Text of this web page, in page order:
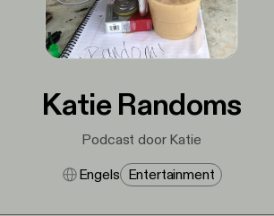
Katie Randoms
Podcast door Katie
Engels Entertainment